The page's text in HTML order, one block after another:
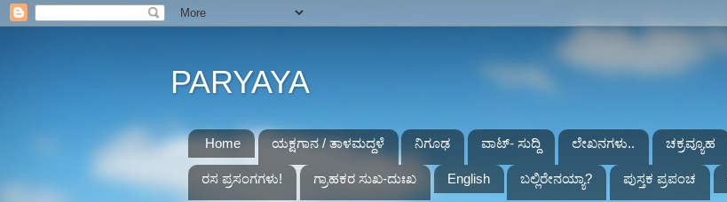
PARYAYA
Home ಯಕ್ಷಗಾನ / ತಾಳಮದ್ದಳೆ ನಿಗೂಢ ವಾಟ್- ಸುದ್ದಿ ಲೇಖನಗಳು.. ಚಕ್ರವ್ಯೂಹ
ರಸ ಪ್ರಸಂಗಗಳು! ಗ್ರಾಹಕರ ಸುಖ-ದುಃಖ English ಬಲ್ಲಿರೇನಯ್ಯಾ? ಪುಸ್ತಕ ಪ್ರಪಂಚ